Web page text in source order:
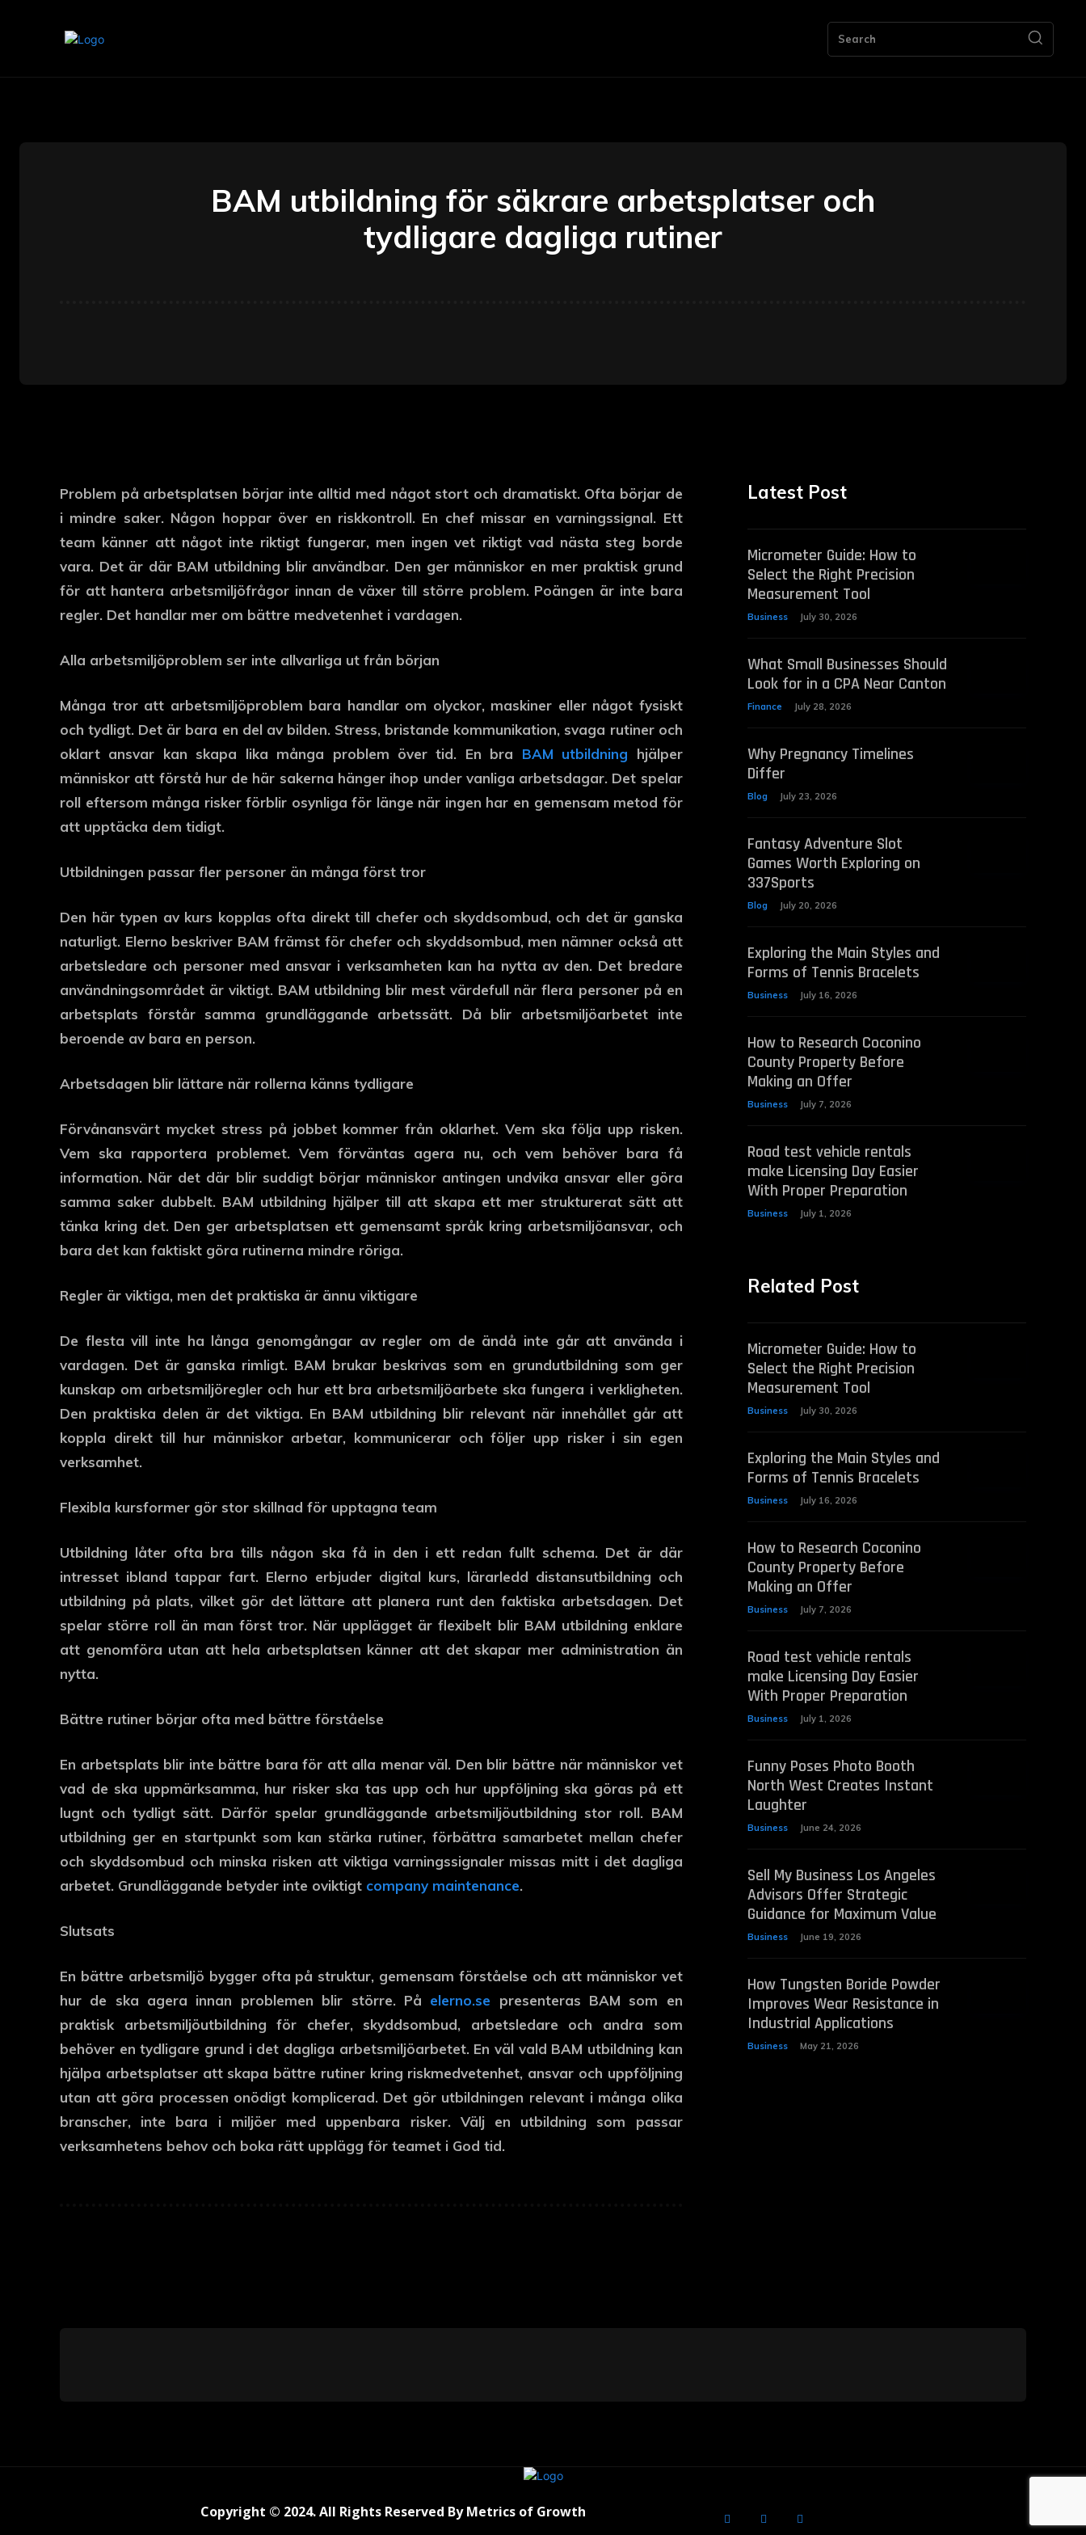
Home Bookkeeping More
Search
BAM utbildning för säkrare arbetsplatser och
tydligare dagliga rutiner
Problem på arbetsplatsen börjar inte alltid med något stort och dramatiskt. Ofta börjar de
i mindre saker. Någon hoppar över en riskkontroll. En chef missar en varningssignal. Ett
team känner att något inte riktigt fungerar, men ingen vet riktigt vad nästa steg borde
vara. Det är där BAM utbildning blir användbar. Den ger människor en mer praktisk grund
för att hantera arbetsmiljöfrågor innan de växer till större problem. Poängen är inte bara
regler. Det handlar mer om bättre medvetenhet i vardagen.
Alla arbetsmiljöproblem ser inte allvarliga ut från början
Många tror att arbetsmiljöproblem bara handlar om olyckor, maskiner eller något fysiskt
och tydligt. Det är bara en del av bilden. Stress, bristande kommunikation, svaga rutiner och
oklart ansvar kan skapa lika många problem över tid. En bra BAM utbildning hjälper
människor att förstå hur de här sakerna hänger ihop under vanliga arbetsdagar. Det spelar
roll eftersom många risker förblir osynliga för länge när ingen har en gemensam metod för
att upptäcka dem tidigt.
Utbildningen passar fler personer än många först tror
Den här typen av kurs kopplas ofta direkt till chefer och skyddsombud, och det är ganska
naturligt. Elerno beskriver BAM främst för chefer och skyddsombud, men nämner också att
arbetsledare och personer med ansvar i verksamheten kan ha nytta av den. Det bredare
användningsområdet är viktigt. BAM utbildning blir mest värdefull när flera personer på en
arbetsplats förstår samma grundläggande arbetssätt. Då blir arbetsmiljöarbetet inte
beroende av bara en person.
Arbetsdagen blir lättare när rollerna känns tydligare
Förvånansvärt mycket stress på jobbet kommer från oklarhet. Vem ska följa upp risken.
Vem ska rapportera problemet. Vem förväntas agera nu, och vem behöver bara få
information. När det där blir suddigt börjar människor antingen undvika ansvar eller göra
samma saker dubbelt. BAM utbildning hjälper till att skapa ett mer strukturerat sätt att
tänka kring det. Den ger arbetsplatsen ett gemensamt språk kring arbetsmiljöansvar, och
bara det kan faktiskt göra rutinerna mindre röriga.
Regler är viktiga, men det praktiska är ännu viktigare
De flesta vill inte ha långa genomgångar av regler om de ändå inte går att använda i
vardagen. Det är ganska rimligt. BAM brukar beskrivas som en grundutbildning som ger
kunskap om arbetsmiljöregler och hur ett bra arbetsmiljöarbete ska fungera i verkligheten.
Den praktiska delen är det viktiga. En BAM utbildning blir relevant när innehållet går att
koppla direkt till hur människor arbetar, kommunicerar och följer upp risker i sin egen
verksamhet.
Flexibla kursformer gör stor skillnad för upptagna team
Utbildning låter ofta bra tills någon ska få in den i ett redan fullt schema. Det är där
intresset ibland tappar fart. Elerno erbjuder digital kurs, lärarledd distansutbildning och
utbildning på plats, vilket gör det lättare att planera runt den faktiska arbetsdagen. Det
spelar större roll än man först tror. När upplägget är flexibelt blir BAM utbildning enklare
att genomföra utan att hela arbetsplatsen känner att det skapar mer administration än
nytta.
Bättre rutiner börjar ofta med bättre förståelse
En arbetsplats blir inte bättre bara för att alla menar väl. Den blir bättre när människor vet
vad de ska uppmärksamma, hur risker ska tas upp och hur uppföljning ska göras på ett
lugnt och tydligt sätt. Därför spelar grundläggande arbetsmiljöutbildning stor roll. BAM
utbildning ger en startpunkt som kan stärka rutiner, förbättra samarbetet mellan chefer
och skyddsombud och minska risken att viktiga varningssignaler missas mitt i det dagliga
arbetet. Grundläggande betyder inte oviktigt company maintenance.
Slutsats
En bättre arbetsmiljö bygger ofta på struktur, gemensam förståelse och att människor vet
hur de ska agera innan problemen blir större. På elerno.se presenteras BAM som en
praktisk arbetsmiljöutbildning för chefer, skyddsombud, arbetsledare och andra som
behöver en tydligare grund i det dagliga arbetsmiljöarbetet. En väl vald BAM utbildning kan
hjälpa arbetsplatser att skapa bättre rutiner kring riskmedvetenhet, ansvar och uppföljning
utan att göra processen onödigt komplicerad. Det gör utbildningen relevant i många olika
branscher, inte bara i miljöer med uppenbara risker. Välj en utbildning som passar
verksamhetens behov och boka rätt upplägg för teamet i God tid.
Latest Post
Micrometer Guide: How to
Select the Right Precision
Measurement Tool
Business July 30, 2026
What Small Businesses Should
Look for in a CPA Near Canton
Finance July 28, 2026
Why Pregnancy Timelines
Differ
Blog July 23, 2026
Fantasy Adventure Slot
Games Worth Exploring on
337Sports
Blog July 20, 2026
Exploring the Main Styles and
Forms of Tennis Bracelets
Business July 16, 2026
How to Research Coconino
County Property Before
Making an Offer
Business July 7, 2026
Road test vehicle rentals
make Licensing Day Easier
With Proper Preparation
Business July 1, 2026
Related Post
Micrometer Guide: How to
Select the Right Precision
Measurement Tool
Business July 30, 2026
Exploring the Main Styles and
Forms of Tennis Bracelets
Business July 16, 2026
How to Research Coconino
County Property Before
Making an Offer
Business July 7, 2026
Road test vehicle rentals
make Licensing Day Easier
With Proper Preparation
Business July 1, 2026
Funny Poses Photo Booth
North West Creates Instant
Laughter
Business June 24, 2026
Sell My Business Los Angeles
Advisors Offer Strategic
Guidance for Maximum Value
Business June 19, 2026
How Tungsten Boride Powder
Improves Wear Resistance in
Industrial Applications
Business May 21, 2026
Copyright © 2024. All Rights Reserved By Metrics of Growth